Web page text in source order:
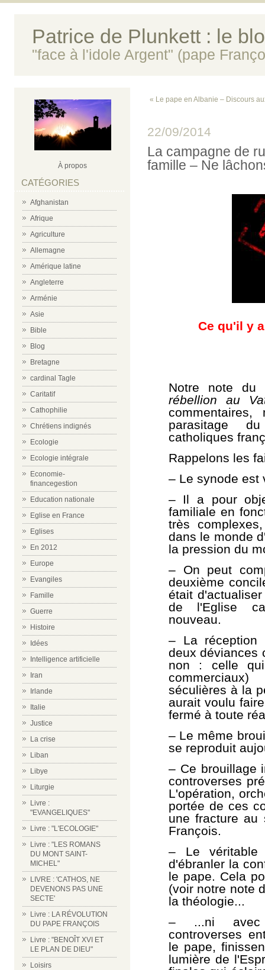
Patrice de Plunkett : le
"face à l'idole Argent" (pape
À propos
CATÉGORIES
Afghanistan
Afrique
Agriculture
Allemagne
Amérique latine
Angleterre
Arménie
Asie
Bible
Blog
Bretagne
cardinal Tagle
Caritatif
Cathophilie
Chrétiens indignés
Ecologie
Ecologie intégrale
Economie-
financegestion
Education nationale
Eglise en France
Eglises
En 2012
Europe
Evangiles
Famille
Guerre
Histoire
Idées
Intelligence artificielle
Iran
Irlande
Italie
Justice
La crise
Liban
Libye
Liturgie
Livre :
"EVANGELIQUES"
Livre : "L'ECOLOGIE"
Livre : "LES ROMANS
DU MONT SAINT-
MICHEL"
LIVRE : 'CATHOS, NE
DEVENONS PAS UNE
SECTE'
Livre : LA RÉVOLUTION
DU PAPE FRANÇOIS
Livre : "BENOÎT XVI ET
LE PLAN DE DIEU"
Loisirs
« Le pape en Albanie – Discours
22/09/2014
La campagne de
famille – Ne
Ce qu'il y
Notre note
rébellion au
parasitage
catholiques
Rappelons les
– Le synode est
– Il a pour
familiale en
très
dans le monde
la pression du
– On peut
deuxième
était
de l'Eglise
nouveau.
– La
deux déviances
non : celle
séculières à la
aurait voulu
fermé à toute
– Le même
se reproduit
– Ce brouillage
controverses
L'opération,
portée de ces
une fracture au
François.
– Le
d'ébranler la
le pape. Cela
(voir notre note
la théologie...
– ...ni
controverses
le pape,
lumière de